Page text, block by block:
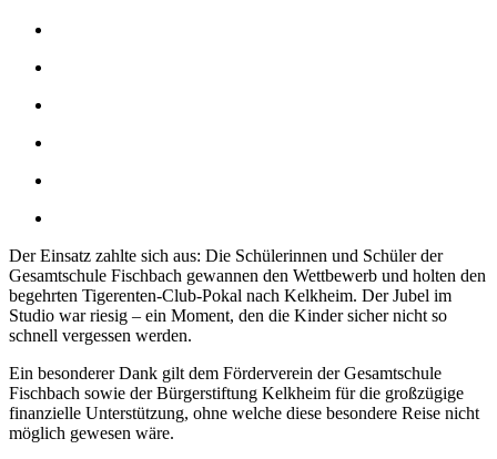
Der Einsatz zahlte sich aus: Die Schülerinnen und Schüler der
Gesamtschule Fischbach gewannen den Wettbewerb und holten den
begehrten Tigerenten-Club-Pokal nach Kelkheim. Der Jubel im
Studio war riesig – ein Moment, den die Kinder sicher nicht so
schnell vergessen werden.
Ein besonderer Dank gilt dem Förderverein der Gesamtschule
Fischbach sowie der Bürgerstiftung Kelkheim für die großzügige
finanzielle Unterstützung, ohne welche diese besondere Reise nicht
möglich gewesen wäre.